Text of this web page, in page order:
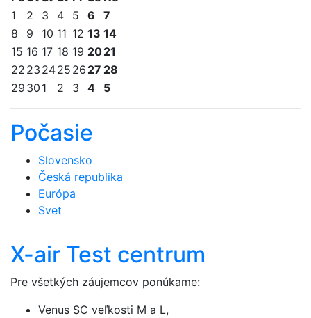
1
2 3 4 5 6
7
8
9 10 11 12 13 14
15 16 17 18 19 2021
22 23 2425 26 27 28
29 30 1 2 3 4 5
Počasie
Slovensko
Česká republika
Európa
Svet
X-air Test centrum
Pre všetkých záujemcov ponúkame:
Venus SC veľkosti M a L,